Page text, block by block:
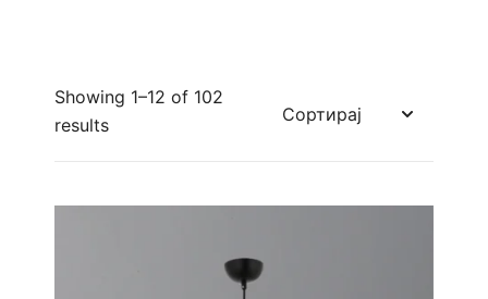
Showing 1–12 of 102
results